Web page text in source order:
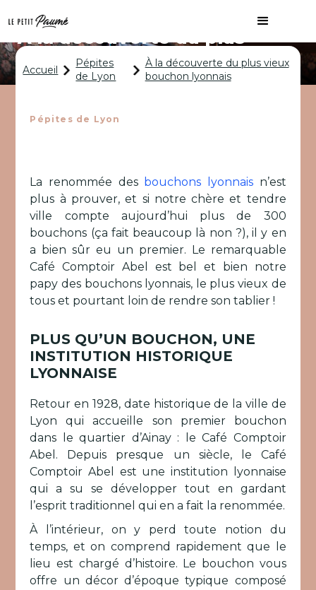
À la découverte du plus
vieux bouchon lyonnais
Accueil
Pépites
de Lyon
À la découverte du plus vieux
bouchon lyonnais
Pépites de Lyon
La renommée des bouchons lyonnaisn’est
plus à prouver, et si notre chère et tendre
ville compte aujourd’hui plus de 300
bouchons (ça fait beaucoup là non ?), il y en
a bien sûr eu un premier. Le remarquable
Café Comptoir Abel est bel et bien notre
papy des bouchons lyonnais, le plus vieux de
tous et pourtant loin de rendre son tablier !
PLUS QU’UN BOUCHON, UNE
INSTITUTION HISTORIQUE
LYONNAISE
Retour en 1928, date historique de la ville de
Lyon qui accueille son premier bouchon
dans le quartier d’Ainay : le Café Comptoir
Abel. Depuis presque un siècle, le Café
Comptoir Abel est une institution lyonnaise
qui a su se développer tout en gardant
l’esprit traditionnel qui en a fait la renommée.
À l’intérieur, on y perd toute notion du
temps, et on comprend rapidement que le
lieu est chargé d’histoire. Le bouchon vous
offre un décor d’époque typique composé